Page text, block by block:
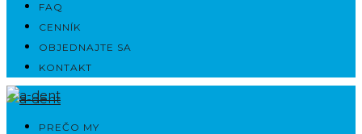
FAQ
CENNÍK
OBJEDNAJTE SA
KONTAKT
PREČO MY